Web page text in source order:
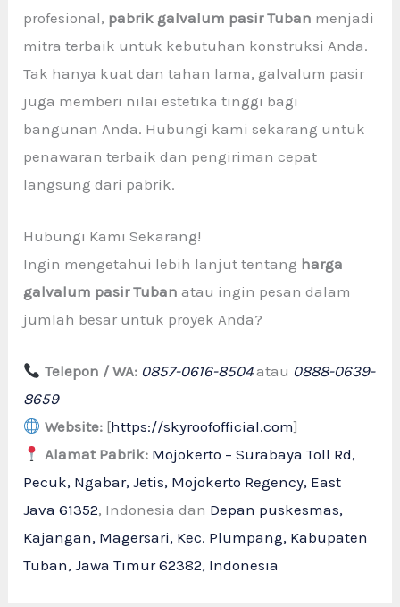
profesional, pabrik galvalum pasir Tuban menjadi
mitra terbaik untuk kebutuhan konstruksi Anda.
Tak hanya kuat dan tahan lama, galvalum pasir
juga memberi nilai estetika tinggi bagi
bangunan Anda. Hubungi kami sekarang untuk
penawaran terbaik dan pengiriman cepat
langsung dari pabrik.
Hubungi Kami Sekarang!
Ingin mengetahui lebih lanjut tentang harga
galvalum pasir Tuban atau ingin pesan dalam
jumlah besar untuk proyek Anda?
Telepon / WA: 0857-0616-8504atau 0888-0639-
8659
Website:[https://skyroofofficial.com]
Alamat Pabrik: Mojokerto – Surabaya Toll Rd,
Pecuk, Ngabar, Jetis, Mojokerto Regency, East
Java 61352, Indonesia dan Depan puskesmas,
Kajangan, Magersari, Kec. Plumpang, Kabupaten
Tuban, Jawa Timur 62382, Indonesia